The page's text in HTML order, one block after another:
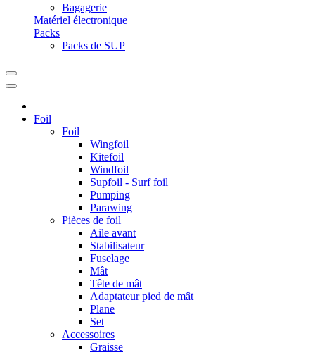
Bagagerie
Matériel électronique
Packs
Packs de SUP
Foil
Foil
Wingfoil
Kitefoil
Windfoil
Supfoil - Surf foil
Pumping
Parawing
Pièces de foil
Aile avant
Stabilisateur
Fuselage
Mât
Tête de mât
Adaptateur pied de mât
Plane
Set
Accessoires
Graisse